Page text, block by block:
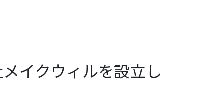
イクウィルを設立し